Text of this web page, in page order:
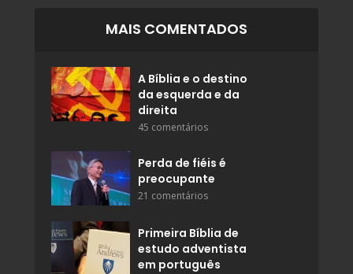
MAIS COMENTADOS
A Bíblia e o destino
da esquerda e da
direita
45 comentários
Perda de fiéis é
preocupante
21 comentários
Primeira Bíblia de
estudo adventista
em português